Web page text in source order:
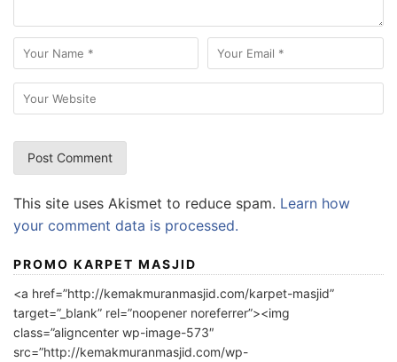
This site uses Akismet to reduce spam. Learn how
your comment data is processed.
PROMO KARPET MASJID
<a href=”http://kemakmuranmasjid.com/karpet-masjid”
target=”_blank” rel=”noopener noreferrer”><img
class=”aligncenter wp-image-573″
src=”http://kemakmuranmasjid.com/wp-